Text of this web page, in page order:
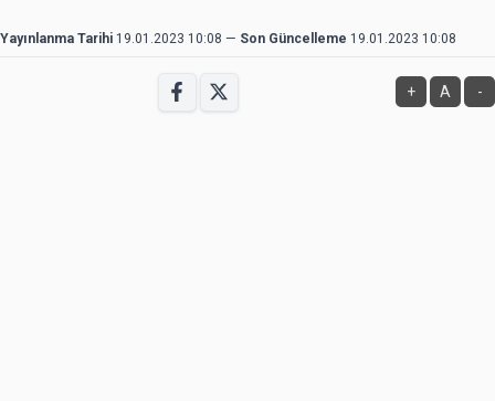
Yayınlanma Tarihi 19.01.2023 10:08 — Son Güncelleme 19.01.2023 10:08
+ A -